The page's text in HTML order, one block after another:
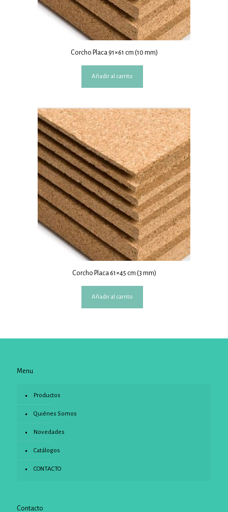
Corcho Placa 91×61 cm (10 mm)
Añadir al carrito
Corcho Placa 61×45 cm (3 mm)
Añadir al carrito
Menu
Productos
Quiénes Somos
Novedades
Catálogos
CONTACTO
Contacto